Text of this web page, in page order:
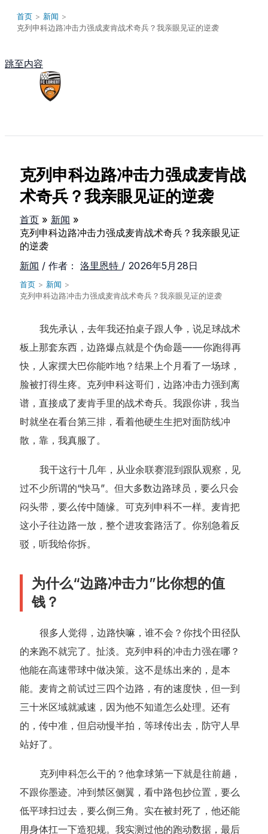
首页 > 新闻 >
克列申科边路冲击力强成麦肯战术奇兵？我亲眼见证的逆袭
跳至内容
克列申科边路冲击力强成麦肯战
术奇兵？我亲眼见证的逆袭
首页
新闻
克列申科边路冲击力强成麦肯战术奇兵？我亲眼见证
的逆袭
新闻 / 作者： 洛里恩特 / 2026年5月28日
首页 > 新闻 >
克列申科边路冲击力强成麦肯战术奇兵？我亲眼见证的逆袭
我先承认，去年我还拍桌子跟人争，说足球战术
板上那套东西，边路爆点就是个伪命题——你跑得再
快，人家摆大巴你能咋地？结果上个月看了一场球，
脸被打得生疼。克列申科这哥们，边路冲击力强到离
谱，直接成了麦肯手里的战术奇兵。我跟你讲，我当
时就坐在看台第三排，看着他硬生生把对面防线冲
散，靠，我真服了。
我干这行十几年，从业余联赛混到跟队观察，见
过不少所谓的“快马”。但大多数边路球员，要么只会
闷头带，要么传中随缘。可克列申科不一样。麦肯把
这小子往边路一放，整个进攻套路活了。你别急着反
驳，听我给你拆。
为什么“边路冲击力”比你想的值
钱？
很多人觉得，边路快嘛，谁不会？你找个田径队
的来跑不就完了。扯淡。克列申科的冲击力强在哪？
他能在高速带球中做决策。这不是练出来的，是本
能。麦肯之前试过三四个边路，有的速度快，但一到
三十米区域就减速，因为他不知道怎么处理。还有
的，传中准，但启动慢半拍，等球传出去，防守人早
站好了。
克列申科怎么干的？他拿球第一下就是往前趟，
不跟你墨迹。冲到禁区侧翼，看中路包抄位置，要么
低平球扫过去，要么倒三角。实在被封死了，他还能
用身体扛一下造犯规。我实测过他的跑动数据，最后